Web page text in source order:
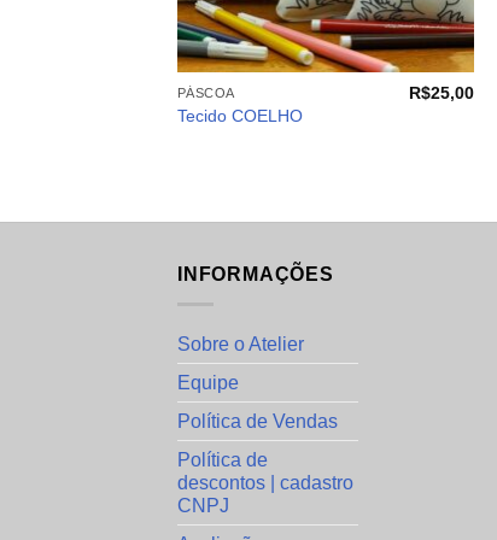
+
PÁSCOA
Tecido COELHO
R$25,00
INFORMAÇÕES
Sobre o Atelier
Equipe
Política de Vendas
Política de
descontos | cadastro
CNPJ